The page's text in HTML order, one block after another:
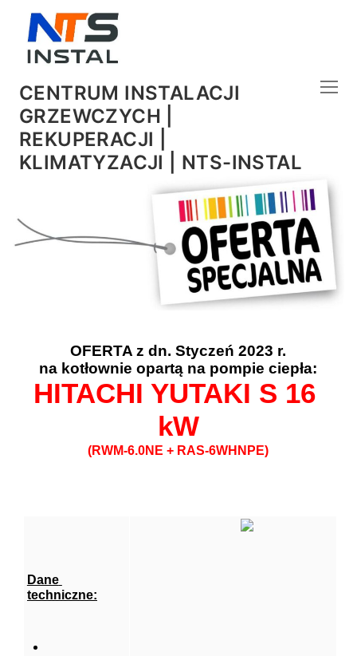
CENTRUM INSTALACJI
GRZEWCZYCH |
REKUPERACJI |
KLIMATYZACJI | NTS-INSTAL
OFERTA z dn. Styczeń 2023 r.
na kotłownie opartą na pompie ciepła:
HITACHI YUTAKI S 16
kW
(RWM-6.0NE + RAS-6WHNPE)
Dane
techniczne: